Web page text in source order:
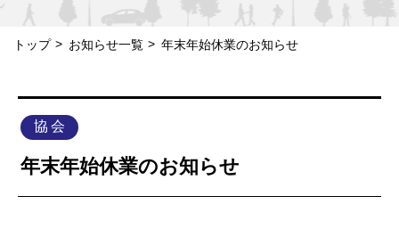
トップ お知らせ一覧 年末年始休業のお知らせ
協 会
年末年始休業のお知らせ